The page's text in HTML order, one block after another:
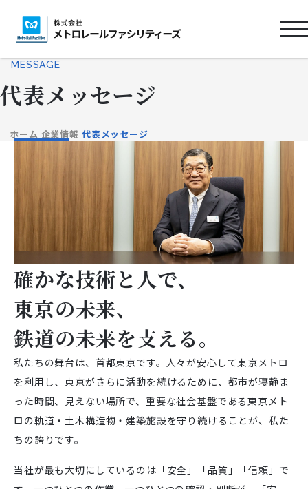
MESSAGE
代表メッセージ
ホーム 企業情報 代表メッセージ
確かな技術と人で、
東京の未来、
鉄道の未来を支える。
私たちの舞台は、首都東京です。人々が安心して東京メトロ
を利用し、東京がさらに活動を続けるために、都市が寝静ま
った時間、見えない場所で、重要な社会基盤である東京メト
ロの軌道・土木構造物・建築施設を守り続けることが、私た
ちの誇りです。
当社が最も大切にしているのは「安全」「品質」「信頼」で